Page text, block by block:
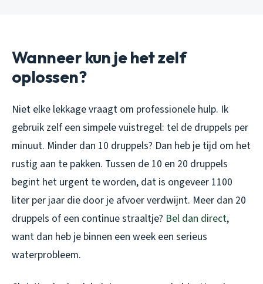
Wanneer kun je het zelf
oplossen?
Niet elke lekkage vraagt om professionele hulp. Ik
gebruik zelf een simpele vuistregel: tel de druppels per
minuut. Minder dan 10 druppels? Dan heb je tijd om het
rustig aan te pakken. Tussen de 10 en 20 druppels
begint het urgent te worden, dat is ongeveer 1100
liter per jaar die door je afvoer verdwijnt. Meer dan 20
druppels of een continue straaltje? Bel dan direct,
want dan heb je binnen een week een serieus
waterprobleem.